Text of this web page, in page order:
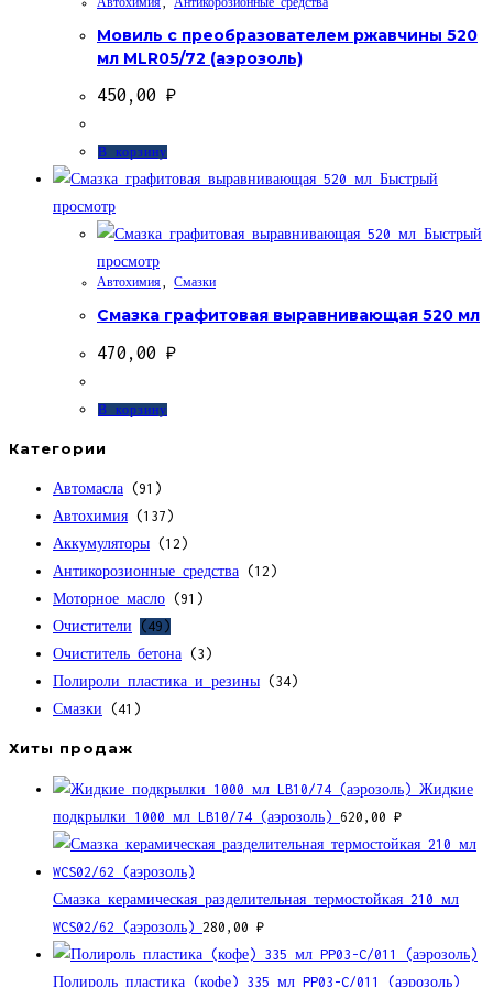
Мовиль с преобразователем ржавчины 520
мл MLR05/72 (аэрозоль)
450,00 ₽
В корзину
Быстрый
просмотр
Быстрый
просмотр
Автохимия Смазки
Смазка графитовая выравнивающая 520 мл
470,00 ₽
В корзину
Категории
Автомасла (91)
Автохимия (137)
Аккумуляторы (12)
Антикорозионные средства (12)
Моторное масло (91)
Очистители
(49)
Очиститель бетона (3)
Полироли пластика и резины (34)
Смазки (41)
Хиты продаж
Жидкие
подкрылки 1000 мл LB10/74 (аэрозоль) 620,00 ₽
Смазка керамическая разделительная термостойкая 210 мл
WCS02/62 (аэрозоль) 280,00 ₽
Полироль пластика (кофе) 335 мл PP03-C/011 (аэрозоль)